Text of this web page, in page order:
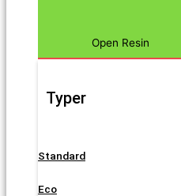
Open Resin
Typer
Standard
Eco